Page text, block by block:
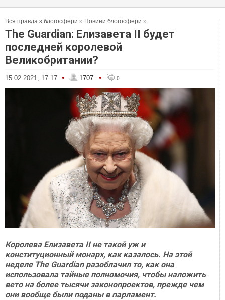
Вся правда з блогосфери » Новини блогосфери »
The Guardian: Елизавета II будет
последней королевой
Великобритании?
15.02.2021, 17:17 • 1707 • 0
Королева Елизавета II не такой уж и
конституционный монарх, как казалось. На этой
неделе The Guardian разоблачил то, как она
использовала тайные полномочия, чтобы наложить
вето на более тысячи законопроектов, прежде чем
они вообще были поданы в парламент.